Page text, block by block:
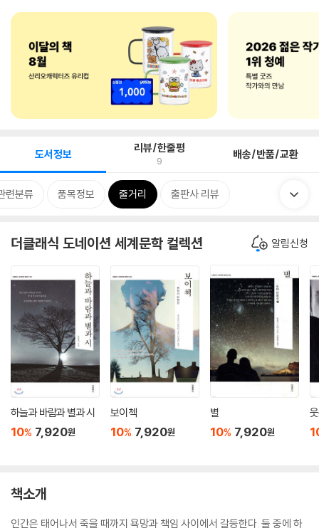
도서정보 리뷰/한줄평
9 배송/반품/교환
련분류 품목정보 줄거리 출판사 리뷰
더클래식 도네이션 세계문학 컬렉션 알림신청
하늘과 바람과 별과 시
10% 7,920원
보이첵
10% 7,920원
별
10% 7,920원
책소개
인간은 태어나서 죽을 때까지 욕망과 책임 사이에서 갈등한다. 둘 중에 하